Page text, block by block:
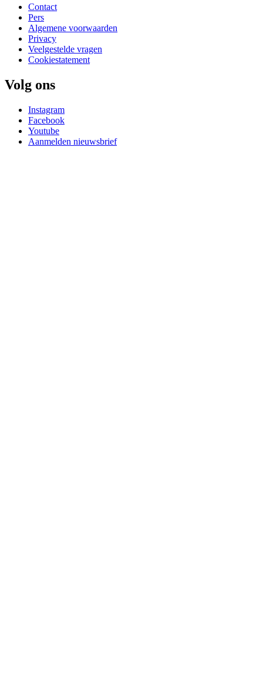
Contact
Pers
Algemene voorwaarden
Privacy
Veelgestelde vragen
Cookiestatement
Volg ons
Instagram
Facebook
Youtube
Aanmelden nieuwsbrief